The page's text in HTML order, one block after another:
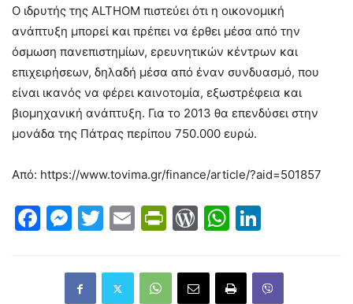
Ο ιδρυτής της ALTHOM πιστεύει ότι η οικονομική
ανάπτυξη μπορεί και πρέπει να έρθει μέσα από την
όσμωση πανεπιστημίων, ερευνητικών κέντρων και
επιχειρήσεων, δηλαδή μέσα από έναν συνδυασμό, που
είναι ικανός να φέρει καινοτομία, εξωστρέφεια και
βιομηχανική ανάπτυξη. Για το 2013 θα επενδύσει στην
μονάδα της Πάτρας περίπου 750.000 ευρώ.
Από: https://www.tovima.gr/finance/article/?aid=501857
Facebook
Messenger
Twitter
EmailPrintFriendly
WordPress
WhatsApp